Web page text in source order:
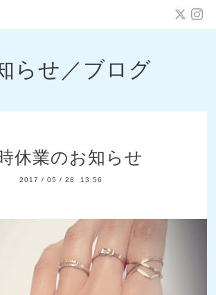
らせ／ブログ
休業のお知らせ
2017 / 05 / 28 13:56